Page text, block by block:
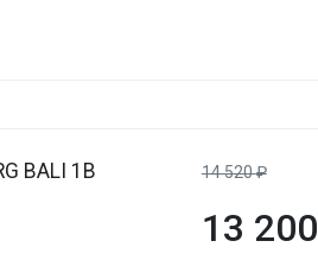
BALI 1B
14 520₽
13 200